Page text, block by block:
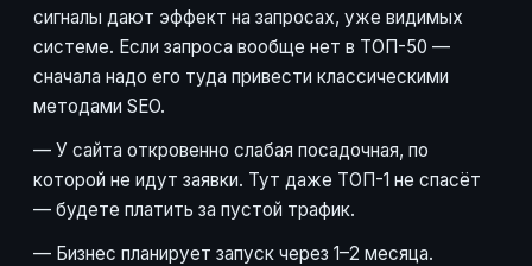
сигналы дают эффект на запросах, уже видимых
системе. Если запроса вообще нет в ТОП-50 —
сначала надо его туда привести классическими
методами SEO.
— У сайта откровенно слабая посадочная, по
которой не идут заявки. Тут даже ТОП-1 не спасёт
— будете платить за пустой трафик.
— Бизнес планирует запуск через 1–2 месяца.